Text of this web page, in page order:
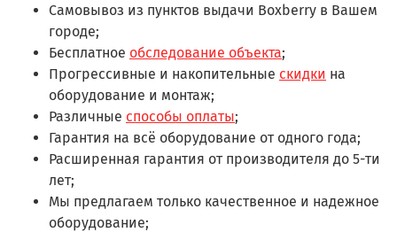
Самовывоз из пунктов выдачи Boxberry в Вашем
городе;
Бесплатное обследование объекта;
Прогрессивные и накопительные скидки на
оборудование и монтаж;
Различные способы оплаты;
Гарантия на всё оборудование от одного года;
Расширенная гарантия от производителя до 5-ти
лет;
Мы предлагаем только качественное и надежное
оборудование;